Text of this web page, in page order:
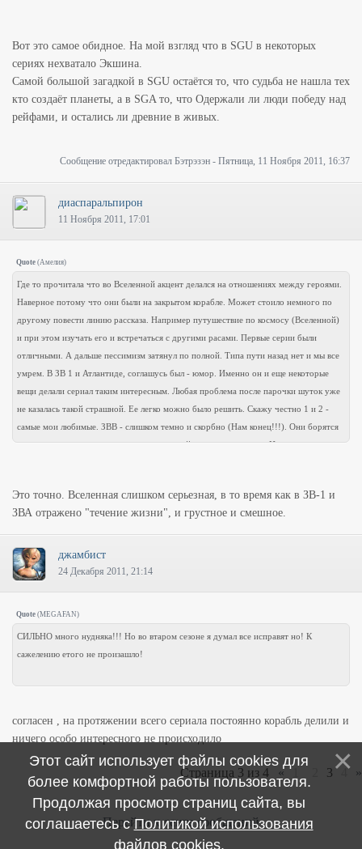
Вот это самое обидное. На мой взгляд что в SGU в некоторых
сериях нехватало Экшина.
Самой большой загадкой в SGU остаётся то, что судьба не нашла тех
кто создаёт планеты, а в SGA то, что Одержали ли люди победу над
рейфами, и остались ли древние в живых.
Сообщение отредактировал Бэтрэзэн - Пятница, 11 Ноября 2011, 16:37
диаспаральпирон
11 Ноября 2011, 17:01
Quote (Амелия)
Где то прочитала что во Вселенной акцент делался на отношениях между героями.
Наверное потому что они были на закрытом корабле. Может стоило немного по
другому повести линию рассказа. Например путушествие по космосу (Вселенной)
и при этом изучать его и встречаться с другими расами. Первые серии были
отличными. А дальше пессимизм затянул по полной. Типа пути назад нет и мы все
умрем. В ЗВ 1 и Атлантиде, соглашусь был - юмор. Именно он и еще некоторые
вещи делали сериал таким интересным. Любая проблема после парочки шуток уже
не казалась такой страшной. Ее легко можно было решить. Скажу честно 1 и 2 -
самые мои любимые. ЗВВ - слишком темно и скорбно (Нам конец!!!). Они борятся
за жизнь но как то делают это на грани - сейчас проснусь и все. И эти камни
Это точно. Вселенная слишком серьезная, в то время как в ЗВ-1 и
ЗВА отражено "течение жизни", и грустное и смешное.
джамбист
24 Декабря 2011, 21:14
Quote (MEGAFAN)
СИЛЬНО много нудняка!!! Но во втаром сезоне я думал все исправят но! К
сажелению етого не произашло!
согласен , на протяжении всего сериала постоянно корабль делили и
ничего особо интересного не происходило
Страница 3 из 4 « 3 »
Перейти к ленте сообщений
Этот сайт использует файлы cookies для
более комфортной работы пользователя.
Продолжая просмотр страниц сайта, вы
соглашаетесь сПолитикой использования
файлов cookies.